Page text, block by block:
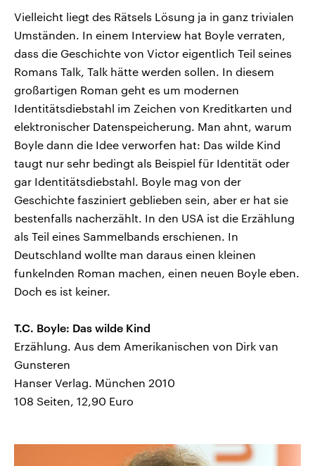
Vielleicht liegt des Rätsels Lösung ja in ganz trivialen
Umständen. In einem Interview hat Boyle verraten,
dass die Geschichte von Victor eigentlich Teil seines
Romans Talk, Talk hätte werden sollen. In diesem
großartigen Roman geht es um modernen
Identitätsdiebstahl im Zeichen von Kreditkarten und
elektronischer Datenspeicherung. Man ahnt, warum
Boyle dann die Idee verworfen hat: Das wilde Kind
taugt nur sehr bedingt als Beispiel für Identität oder
gar Identitätsdiebstahl. Boyle mag von der
Geschichte fasziniert geblieben sein, aber er hat sie
bestenfalls nacherzählt. In den USA ist die Erzählung
als Teil eines Sammelbands erschienen. In
Deutschland wollte man daraus einen kleinen
funkelnden Roman machen, einen neuen Boyle eben.
Doch es ist keiner.
T.C. Boyle: Das wilde Kind
Erzählung. Aus dem Amerikanischen von Dirk van
Gunsteren
Hanser Verlag. München 2010
108 Seiten, 12,90 Euro